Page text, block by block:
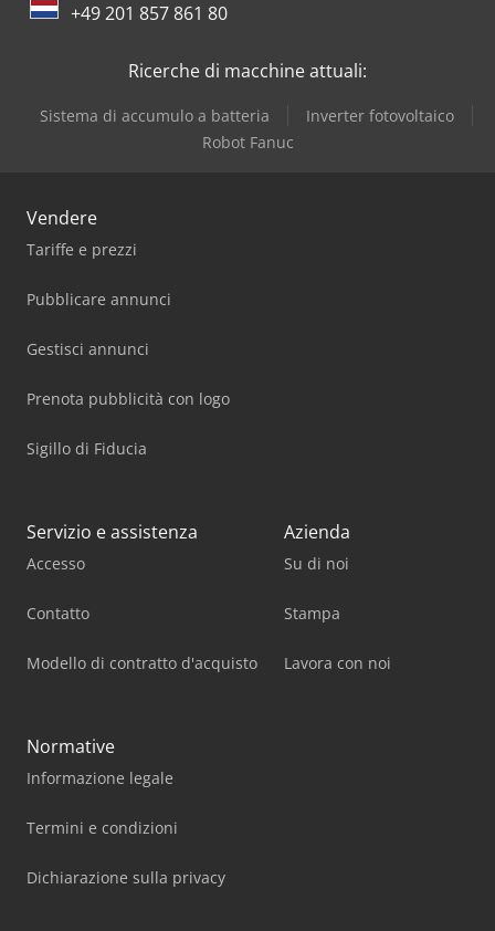
+49 201 857 861 80
Ricerche di macchine attuali:
Sistema di accumulo a batteria
Inverter fotovoltaico
Robot Fanuc
Vendere
Tariffe e prezzi
Pubblicare annunci
Gestisci annunci
Prenota pubblicità con logo
Sigillo di Fiducia
Servizio e assistenza
Accesso
Contatto
Modello di contratto d'acquisto
Azienda
Su di noi
Stampa
Lavora con noi
Normative
Informazione legale
Termini e condizioni
Dichiarazione sulla privacy